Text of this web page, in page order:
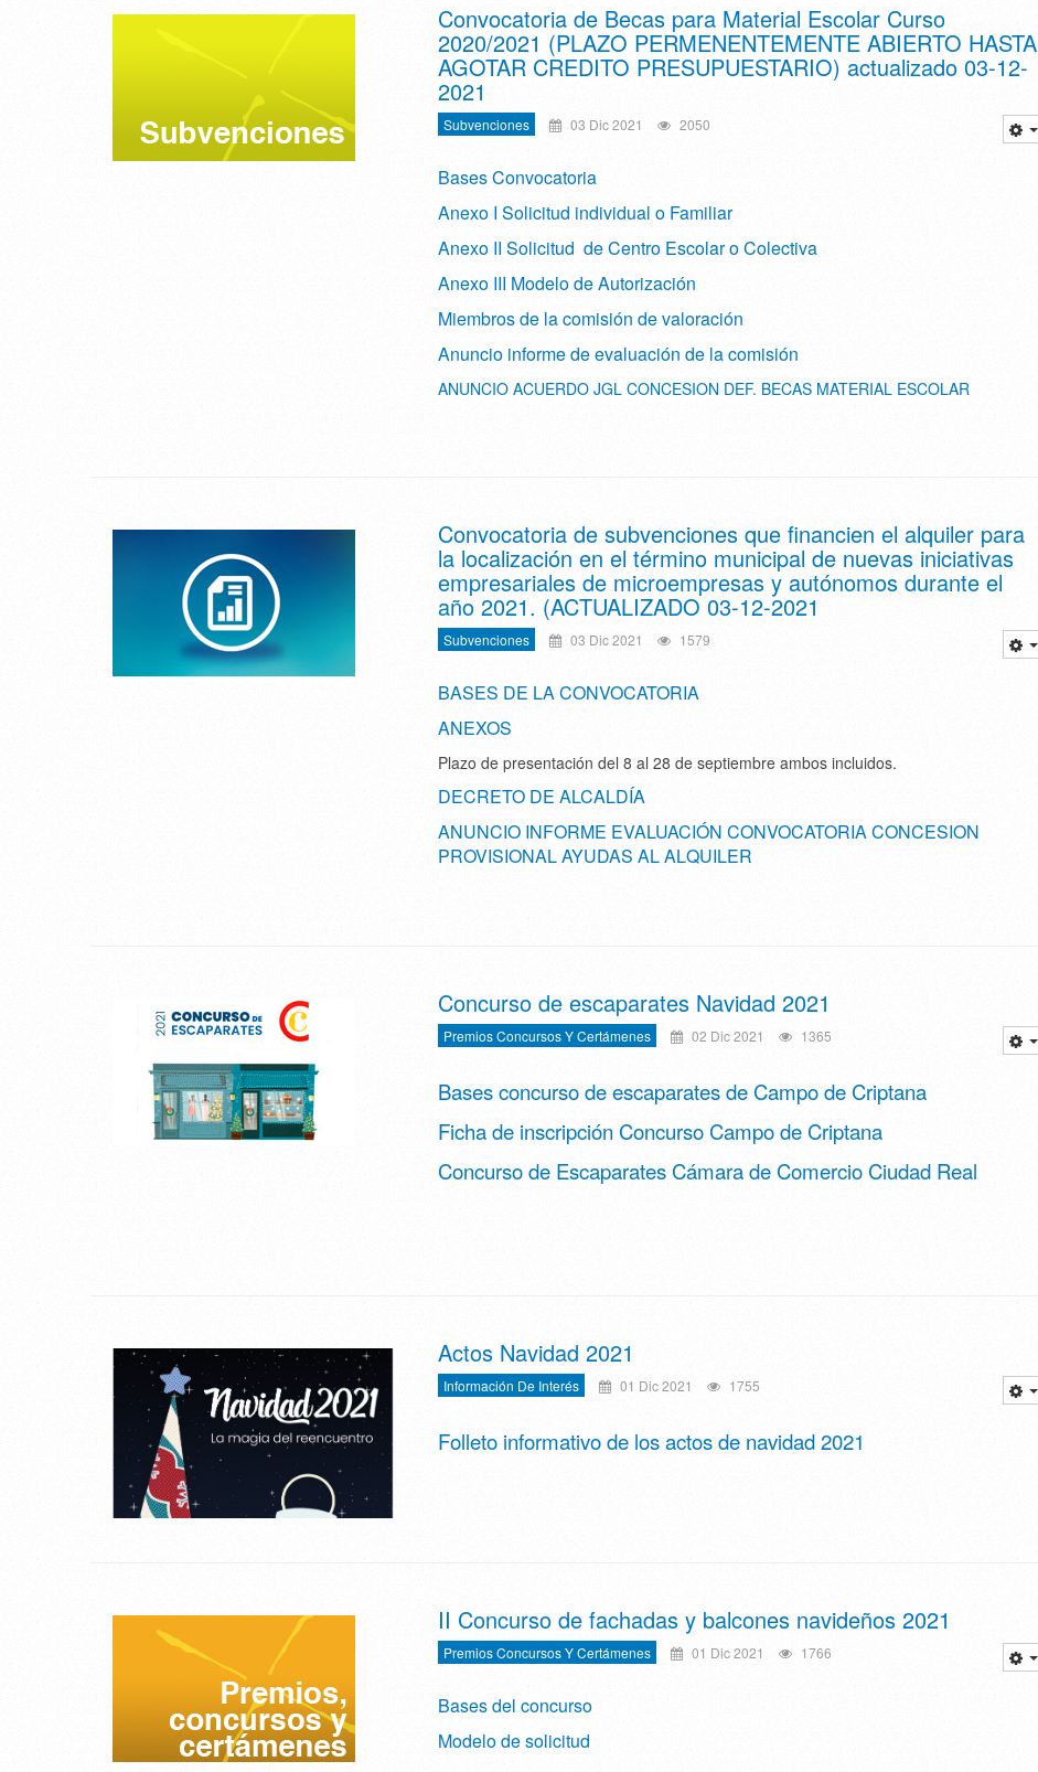
Convocatoria de Becas para Material Escolar Curso
2020/2021 (PLAZO PERMENENTEMENTE ABIERTO HASTA
AGOTAR CREDITO PRESUPUESTARIO) actualizado 03-12-
2021
Subvenciones 03 Dic 2021 2050
Bases Convocatoria
Anexo I Solicitud individual o Familiar
Anexo II Solicitud de Centro Escolar o Colectiva
Anexo III Modelo de Autorización
Miembros de la comisión de valoración
Anuncio informe de evaluación de la comisión
ANUNCIO ACUERDO JGL CONCESION DEF. BECAS MATERIAL ESCOLAR
Convocatoria de subvenciones que financien el alquiler para
la localización en el término municipal de nuevas iniciativas
empresariales de microempresas y autónomos durante el
año 2021. (ACTUALIZADO 03-12-2021
Subvenciones 03 Dic 2021 1579
BASES DE LA CONVOCATORIA
ANEXOS
Plazo de presentación del 8 al 28 de septiembre ambos incluidos.
DECRETO DE ALCALDÍA
ANUNCIO INFORME EVALUACIÓN CONVOCATORIA CONCESION
PROVISIONAL AYUDAS AL ALQUILER
Concurso de escaparates Navidad 2021
Premios Concursos Y Certámenes 02 Dic 2021 1365
Bases concurso de escaparates de Campo de Criptana
Ficha de inscripción Concurso Campo de Criptana
Concurso de Escaparates Cámara de Comercio Ciudad Real
Actos Navidad 2021
Información De Interés 01 Dic 2021 1755
Folleto informativo de los actos de navidad 2021
II Concurso de fachadas y balcones navideños 2021
Premios Concursos Y Certámenes 01 Dic 2021 1766
Bases del concurso
Modelo de solicitud